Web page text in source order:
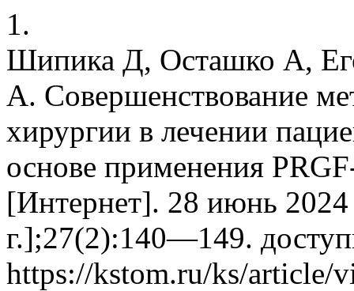
1.
Шипика Д, Осташко А,
А. Совершенствование
хирургии в лечении
основе применения
[Интернет]. 28 июнь 2024
г.];27(2):140—149.
https://kstom.ru/ks/article/